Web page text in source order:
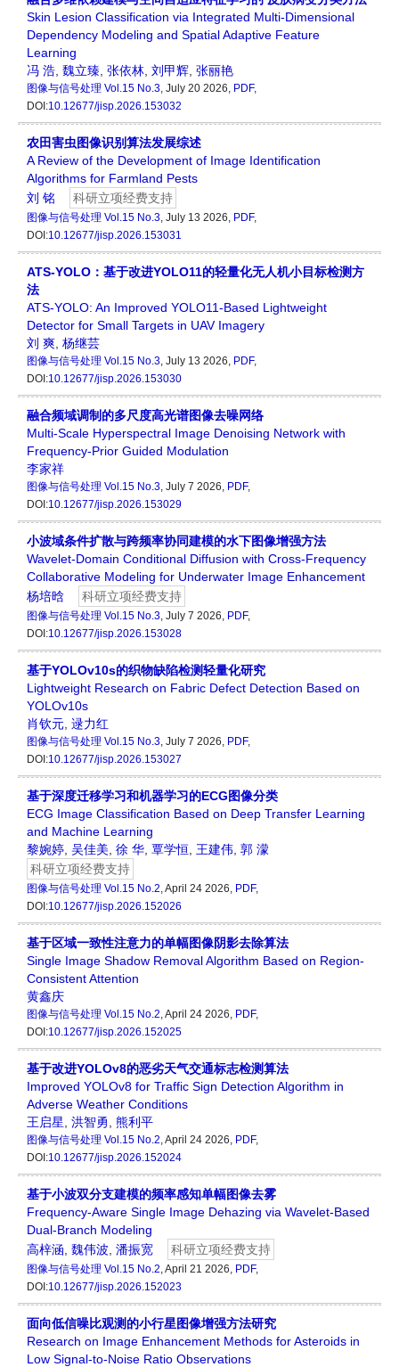
Skin Lesion Classification via Integrated Multi-Dimensional
Dependency Modeling and Spatial Adaptive Feature
Learning
冯 浩 魏立臻 张依林 刘甲辉 张丽艳
图像与信号处理 Vol.15 No.3, July 20 2026, PDF,
DOI:10.12677/jisp.2026.153032
农田害虫图像识别算法发展综述
A Review of the Development of Image Identification
Algorithms for Farmland Pests
刘 铭
科研立项经费支持
图像与信号处理 Vol.15 No.3, July 13 2026, PDF,
DOI:10.12677/jisp.2026.153031
ATS-YOLO：基于改进YOLO11的轻量化无人机小目标检测方
法
ATS-YOLO: An Improved YOLO11-Based Lightweight
Detector for Small Targets in UAV Imagery
刘 爽 杨继芸
图像与信号处理 Vol.15 No.3, July 13 2026, PDF,
DOI:10.12677/jisp.2026.153030
融合频域调制的多尺度高光谱图像去噪网络
Multi-Scale Hyperspectral Image Denoising Network with
Frequency-Prior Guided Modulation
李家祥
图像与信号处理 Vol.15 No.3, July 7 2026, PDF,
DOI:10.12677/jisp.2026.153029
小波域条件扩散与跨频率协同建模的水下图像增强方法
Wavelet-Domain Conditional Diffusion with Cross-Frequency
Collaborative Modeling for Underwater Image Enhancement
杨培晗
科研立项经费支持
图像与信号处理 Vol.15 No.3, July 7 2026, PDF,
DOI:10.12677/jisp.2026.153028
基于YOLOv10s的织物缺陷检测轻量化研究
Lightweight Research on Fabric Defect Detection Based on
YOLOv10s
肖钦元 逯力红
图像与信号处理 Vol.15 No.3, July 7 2026, PDF,
DOI:10.12677/jisp.2026.153027
基于深度迁移学习和机器学习的ECG图像分类
ECG Image Classification Based on Deep Transfer Learning
and Machine Learning
黎婉婷 吴佳美 徐 华 覃学恒 王建伟 郭 濛
科研立项经费支持
图像与信号处理 Vol.15 No.2, April 24 2026, PDF,
DOI:10.12677/jisp.2026.152026
基于区域一致性注意力的单幅图像阴影去除算法
Single Image Shadow Removal Algorithm Based on Region-
Consistent Attention
黄鑫庆
图像与信号处理 Vol.15 No.2, April 24 2026, PDF,
DOI:10.12677/jisp.2026.152025
基于改进YOLOv8的恶劣天气交通标志检测算法
Improved YOLOv8 for Traffic Sign Detection Algorithm in
Adverse Weather Conditions
王启星 洪智勇 熊利平
图像与信号处理 Vol.15 No.2, April 24 2026, PDF,
DOI:10.12677/jisp.2026.152024
基于小波双分支建模的频率感知单幅图像去雾
Frequency-Aware Single Image Dehazing via Wavelet-Based
Dual-Branch Modeling
高梓涵 魏伟波 潘振宽 科研立项经费支持
图像与信号处理 Vol.15 No.2, April 21 2026, PDF,
DOI:10.12677/jisp.2026.152023
面向低信噪比观测的小行星图像增强方法研究
Research on Image Enhancement Methods for Asteroids in
Low Signal-to-Noise Ratio Observations